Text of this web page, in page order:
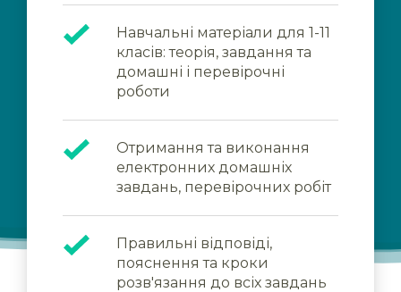
Навчальні матеріали для 1-11
класів: теорія, завдання та
домашні і перевірочні
роботи
Отримання та виконання
електронних домашніх
завдань, перевірочних робіт
Правильні відповіді,
пояснення та кроки
розв'язання до всіх завдань